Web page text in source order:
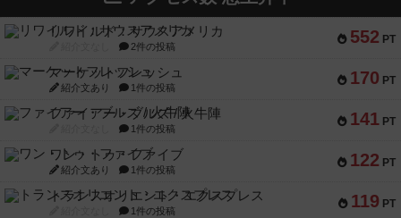
552 PT
リワイルド：サウスアメリカ
2件の投稿
170 PT
マーケットフレッシュ
紹介文あり 1件の投稿
141 PT
ファイアー・ブルズ / 火牛陣
1件の投稿
122 PT
ワン・トゥ・ファイブ
紹介文あり 1件の投稿
119 PT
トランスオリエント・エクスプレス
1件の投稿